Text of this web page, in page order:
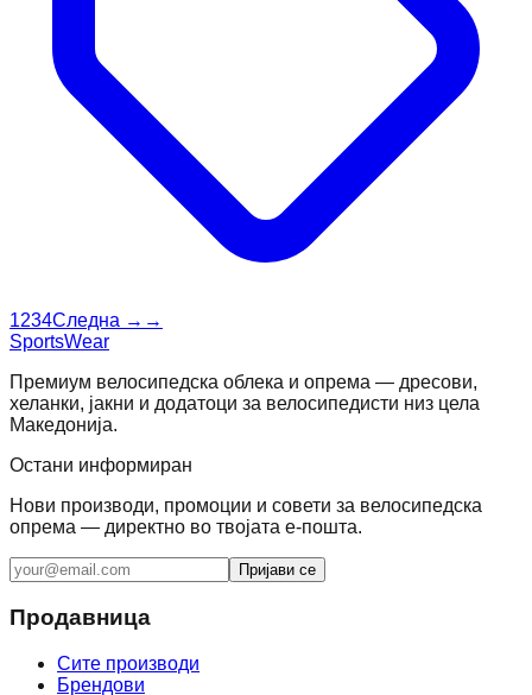
1234Следна → →
SportsWear
Премиум велосипедска облека и опрема — дресови,
хеланки, јакни и додатоци за велосипедисти низ цела
Македонија.
Остани информиран
Нови производи, промоции и совети за велосипедска
опрема — директно во твојата е-пошта.
Пријави се
Продавница
Сите производи
Брендови